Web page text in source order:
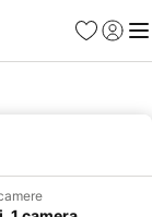
PreferitiAccedi